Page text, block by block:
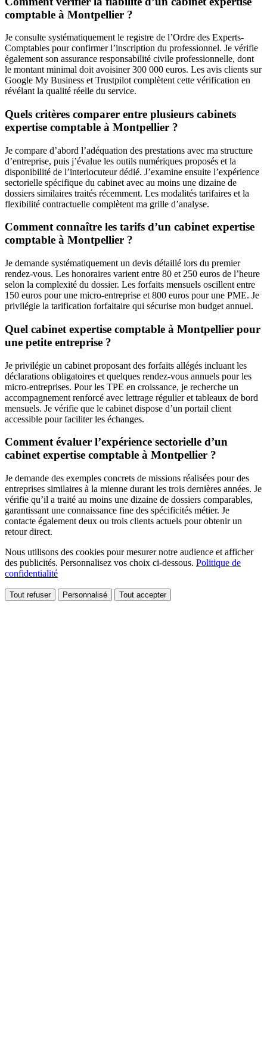
comptable à Montpellier ?
Je consulte systématiquement le registre de l’Ordre des Experts-
Comptables pour confirmer l’inscription du professionnel. Je vérifie
également son assurance responsabilité civile professionnelle, dont
le montant minimal doit avoisiner 300 000 euros. Les avis clients sur
Google My Business et Trustpilot complètent cette vérification en
révélant la qualité réelle du service.
Quels critères comparer entre plusieurs cabinets
expertise comptable à Montpellier ?
Je compare d’abord l’adéquation des prestations avec ma structure
d’entreprise, puis j’évalue les outils numériques proposés et la
disponibilité de l’interlocuteur dédié. J’examine ensuite l’expérience
sectorielle spécifique du cabinet avec au moins une dizaine de
dossiers similaires traités récemment. Les modalités tarifaires et la
flexibilité contractuelle complètent ma grille d’analyse.
Comment connaître les tarifs d’un cabinet expertise
comptable à Montpellier ?
Je demande systématiquement un devis détaillé lors du premier
rendez-vous. Les honoraires varient entre 80 et 250 euros de l’heure
selon la complexité du dossier. Les forfaits mensuels oscillent entre
150 euros pour une micro-entreprise et 800 euros pour une PME. Je
privilégie la tarification forfaitaire qui sécurise mon budget annuel.
Quel cabinet expertise comptable à Montpellier pour
une petite entreprise ?
Je privilégie un cabinet proposant des forfaits allégés incluant les
déclarations obligatoires et quelques rendez-vous annuels pour les
micro-entreprises. Pour les TPE en croissance, je recherche un
accompagnement renforcé avec lettrage régulier et tableaux de bord
mensuels. Je vérifie que le cabinet dispose d’un portail client
accessible pour faciliter les échanges.
Comment évaluer l’expérience sectorielle d’un
cabinet expertise comptable à Montpellier ?
Je demande des exemples concrets de missions réalisées pour des
entreprises similaires à la mienne durant les trois dernières années. Je
vérifie qu’il a traité au moins une dizaine de dossiers comparables,
garantissant une connaissance fine des spécificités métier. Je
contacte également deux ou trois clients actuels pour obtenir un
retour direct.
Nous utilisons des cookies pour mesurer notre audience et afficher
des publicités. Personnalisez vos choix ci-dessous. Politique de
confidentialité
Tout refuser Personnalisé Tout accepter